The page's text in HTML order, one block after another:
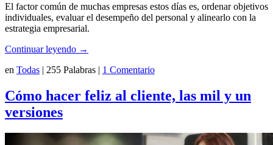
El factor común de muchas empresas estos días es, ordenar objetivos
individuales, evaluar el desempeño del personal y alinearlo con la
estrategia empresarial.
Continuar leyendo →
en Todas | 255 Palabras | 1 Comentario
Cómo hacer feliz al cliente, las mil y un
versiones